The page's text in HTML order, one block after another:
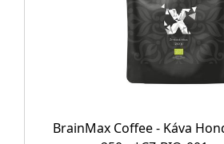
BrainMax Coffee - Káva